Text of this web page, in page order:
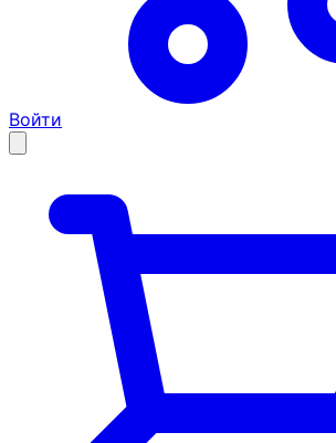
Войти